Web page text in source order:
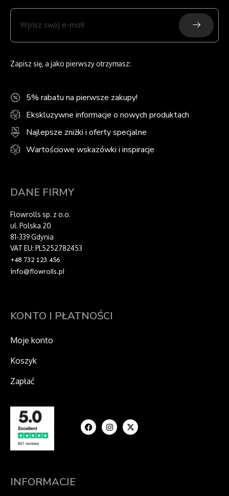
swój
e-
Submit
Zapisz się, a jako pierwszy otrzymasz:
5% rabatu na pierwsze zakupy!
Ekskluzywne informacje o nowych produktach
Najlepsze zniżki i oferty specjalne
Wartościowe wskazówki i inspiracje
DANE FIRMY
Flowrolls sp. z o.o.
ul. Polska 20
81-339 Gdynia
VAT EU: PL5252782453
+48 732 123 456
info@flowrolls.pl
KONTO I PŁATNOŚCI
Moje konto
Koszyk
Zapłać
a
c
e
n
s
t
-
t
w
INFORMACJE